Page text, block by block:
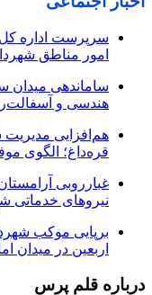
سرپرست اداره
امور مناطق
ساماندهی میدان
هندسی و
هم‌افزایی
قره‌داغ؛ الگوی
غبارروبی
نیروهای خدماتی
اربعین در میدان
درباره قلم پرس